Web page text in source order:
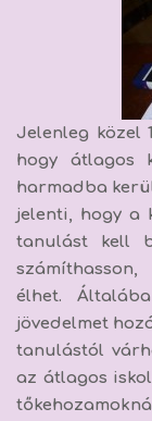
Jelenleg közel
hogy átlagos
harmadba
jelenti, hogy a
tanulást kell
élhet.
jövedelmet
tanulástól
az átlagos